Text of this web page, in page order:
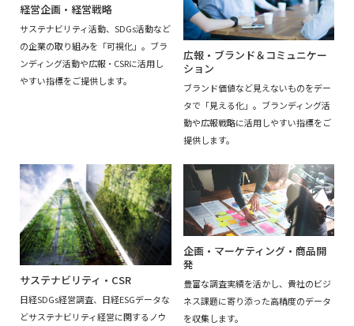
経営企画・経営戦略
サステナビリティ活動、SDGs活動など
の企業の取り組みを「可視化」。ブラ
ンディング活動や広報・CSRに活用し
やすい指標をご提供します。
広報・ブランド＆コミュニケー
ション
ブランド価値など見えないものをデー
タで「見える化」。ブランディング活
動や広報戦略に活用しやすい指標をご
提供します。
サステナビリティ・CSR
日経SDGs経営調査、日経ESGデータな
どサステナビリティ経営に関するノウ
企画・マーケティング・商品開
発
豊富な調査実績を活かし、貴社のビジ
ネス課題に寄り添った高精度のデータ
を収集します。